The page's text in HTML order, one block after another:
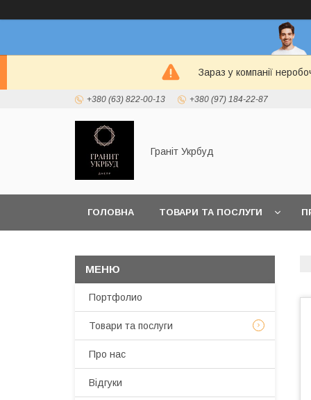
Зараз у компанії
+380 (63) 822-00-13 +380 (97) 184-22-87
Граніт Укрбуд
ГОЛОВНА ТОВАРИ ТА ПОСЛУГИ
Портфолио
Товари та послуги
Про нас
Відгуки